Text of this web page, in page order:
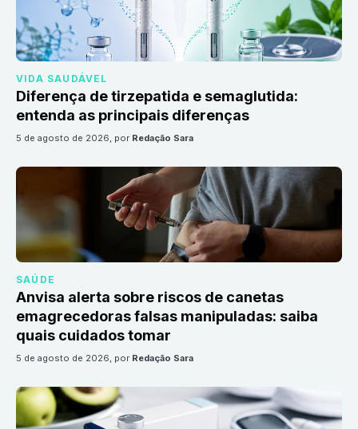
VIDA SAUDÁVEL
Diferença de tirzepatida e semaglutida:
entenda as principais diferenças
5 de agosto de 2026, por Redação Sara
SAÚDE
Anvisa alerta sobre riscos de canetas
emagrecedoras falsas manipuladas: saiba
quais cuidados tomar
5 de agosto de 2026, por Redação Sara